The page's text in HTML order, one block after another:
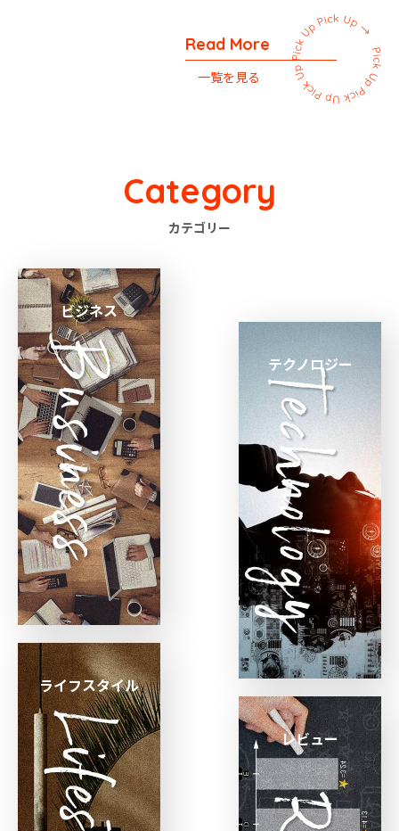
Read More
一覧を見る
Category
カテゴリー
ビジネス
テクノロジー
ライフスタイル
レビュー